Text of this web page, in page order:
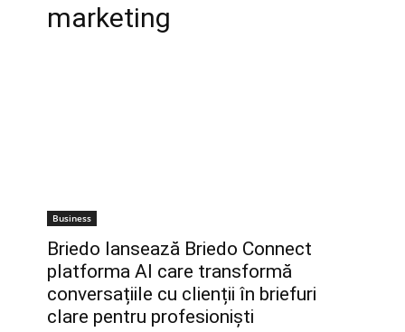
marketing
Business
Briedo lansează Briedo Connect
platforma AI care transformă
conversațiile cu clienții în briefuri
clare pentru profesioniști